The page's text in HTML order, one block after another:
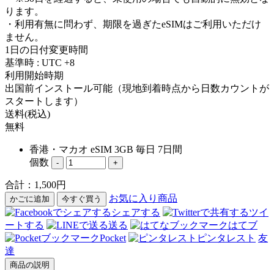
ります。
・利用有無に問わず、期限を過ぎたeSIMはご利用いただけ
ません。
1日の日付変更時間
基準時 : UTC +8
利用開始時期
出国前インストール可能（現地到着時点から日数カウントが
スタートします）
送料(税込)
無料
香港・マカオ eSIM 3GB 毎日 7日間
個数
- +
合計： 1,500円
かごに追加 今すぐ買う
お気に入り商品
シェアする
ツイ
ートする
送る
はてブ
Pocket
ピンタレスト 友
達
商品の説明